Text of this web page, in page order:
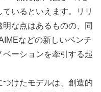
いるといえます。リリ
な点はあるものの、同
などの新しいベンチ
ーションを牽引する起
けたモデルは、創造的